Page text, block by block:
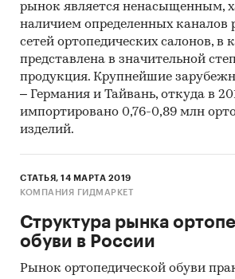
рынок является ненасыщенным,
наличием определенных каналов
сетей ортопедических салонов, в
представлена в значительной
продукция. Крупнейшие
– Германия и Тайвань, откуда в
импортировано 0,76-0,89 млн
изделий.
СТАТЬЯ, 14 МАРТА 2019
КОМПАНИЯ ГИДМАРКЕТ
Структура рынка
обуви в России
Рынок ортопедической обуви